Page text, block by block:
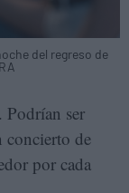
del regreso de
Podrían ser
concierto de
por cada